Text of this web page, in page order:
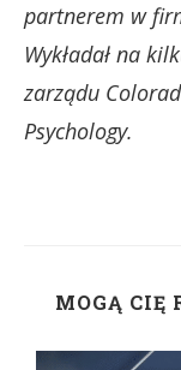
partnerem w
Wykładał na
zarządu
Psychology.
MOGĄ CIĘ